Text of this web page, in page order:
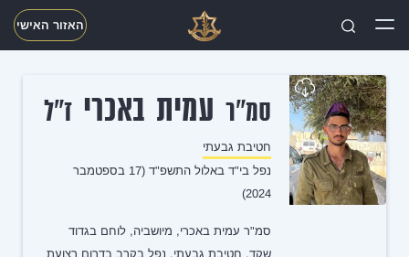
חפשו האזור האישי
סמ"ר עמית באכרי ז"ל
חטיבת גבעתי
נפל בי"ד באלול התשפ"ד (17 בספטמבר
2024)
סמ"ר עמית באכרי, מיושביה, לוחם בגדוד
שקד, חטיבת גבעתי, נפל בקרב בדרום רצועת